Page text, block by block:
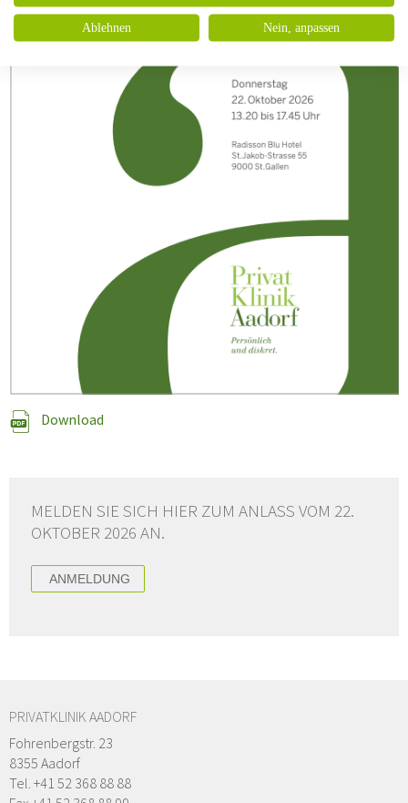
Download
MELDEN SIE SICH HIER ZUM ANLASS VOM 22.
OKTOBER 2026 AN.
ANMELDUNG
PRIVATKLINIK AADORF
Fohrenbergstr. 23
8355 Aadorf
Tel. +41 52 368 88 88
Ablehnen Nein, anpassen